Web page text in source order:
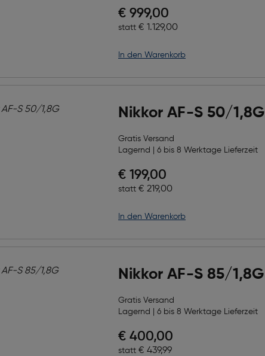
Preis nach Rabatts
€ 999,00
statt Ursprünglicher Preis
€ 1.129,00
in den Warenkorb
Nikkor AF-S 50/1,8G
Gratis Versand
Lagernd | 6 bis 8 Werktage Lieferzeit
Preis nach Rabatts
€ 199,00
statt Ursprünglicher Preis
€ 219,00
in den Warenkorb
Nikkor AF-S 85/1,8G
Gratis Versand
Lagernd | 6 bis 8 Werktage Lieferzeit
Preis nach Rabatts
€ 400,00
statt Ursprünglicher Preis
€ 439,99